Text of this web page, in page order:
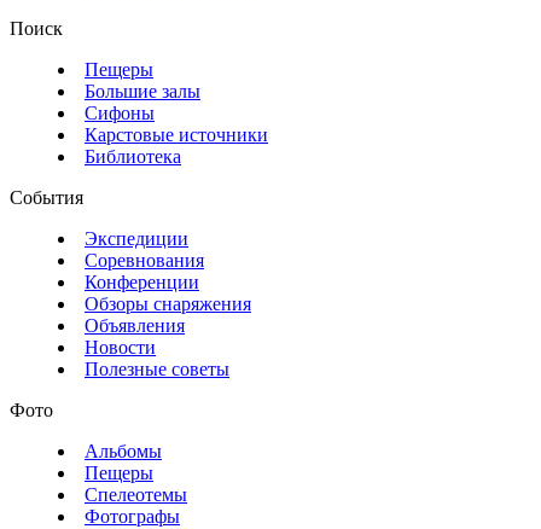
Поиск
Пещеры
Большие залы
Сифоны
Карстовые источники
Библиотека
События
Экспедиции
Соревнования
Конференции
Обзоры снаряжения
Объявления
Новости
Полезные советы
Фото
Альбомы
Пещеры
Спелеотемы
Фотографы